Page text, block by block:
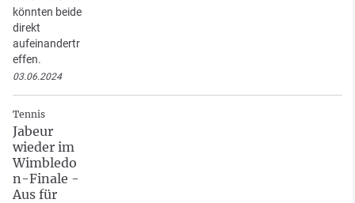
könnten beide
direkt
aufeinandertr
effen.
03.06.2024
Tennis
Jabeur
wieder im
Wimbledo
n-Finale -
Aus für